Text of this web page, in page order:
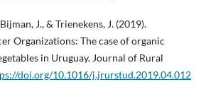
J., & Trienekens, J. (2019).
Organizations: The case of organic
in Uruguay. Journal of Rural
doi.org/10.1016/j.jrurstud.2019.04.012